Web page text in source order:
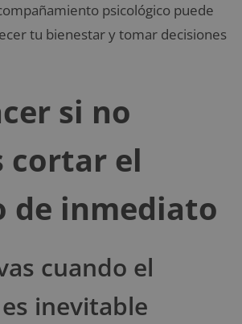
psicológico puede
tu bienestar y tomar decisiones
si no
cortar el
de inmediato
cuando el
inevitable